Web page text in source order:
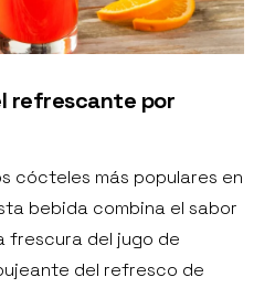
refrescante por
cócteles más populares en
bebida combina el sabor
frescura del jugo de
del refresco de